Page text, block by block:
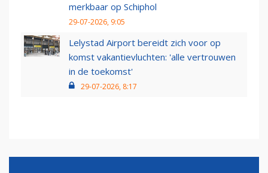
merkbaar op Schiphol
29-07-2026, 9:05
Lelystad Airport bereidt zich voor op
komst vakantievluchten: 'alle vertrouwen
in de toekomst'
29-07-2026, 8:17